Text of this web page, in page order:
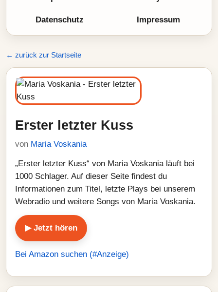
Datenschutz Impressum
← zurück zur Startseite
Erster letzter Kuss
von Maria Voskania
„Erster letzter Kuss“ von Maria Voskania läuft bei
1000 Schlager. Auf dieser Seite findest du
Informationen zum Titel, letzte Plays bei unserem
Webradio und weitere Songs von Maria Voskania.
▶ Jetzt hören
Bei Amazon suchen (#Anzeige)